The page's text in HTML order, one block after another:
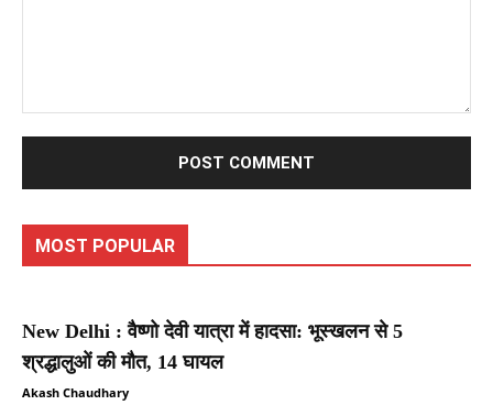
MOST POPULAR
New Delhi : वैष्णो देवी यात्रा में हादसा: भूस्खलन से 5
श्रद्धालुओं की मौत, 14 घायल
Akash Chaudhary